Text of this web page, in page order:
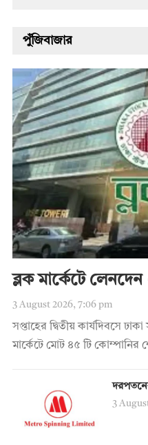
পুঁজিবাজার
ব্লক মার্কেটে
3 August 2026, 7:06 pm
সপ্তাহের দ্বিতীয় কার্যদিবসে
মার্কেটে মোট ৪৫ টি কোম্পানির
3